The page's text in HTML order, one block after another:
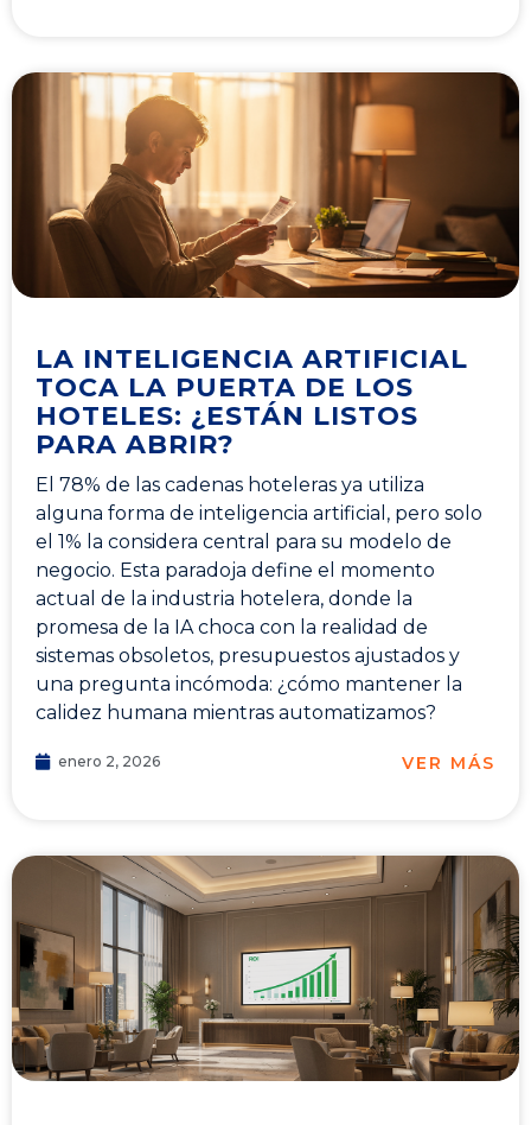
LA INTELIGENCIA ARTIFICIAL
TOCA LA PUERTA DE LOS
HOTELES: ¿ESTÁN LISTOS
PARA ABRIR?
El 78% de las cadenas hoteleras ya utiliza
alguna forma de inteligencia artificial, pero solo
el 1% la considera central para su modelo de
negocio. Esta paradoja define el momento
actual de la industria hotelera, donde la
promesa de la IA choca con la realidad de
sistemas obsoletos, presupuestos ajustados y
una pregunta incómoda: ¿cómo mantener la
calidez humana mientras automatizamos?
enero 2, 2026 VER MÁS